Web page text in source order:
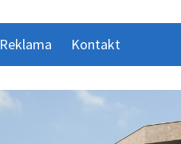
Reklama Kontakt